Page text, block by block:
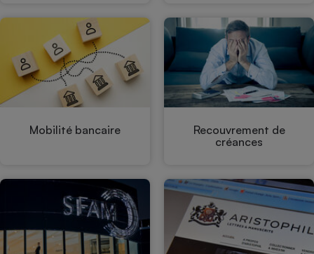
Mobilité bancaire
Recouvrement de
créances